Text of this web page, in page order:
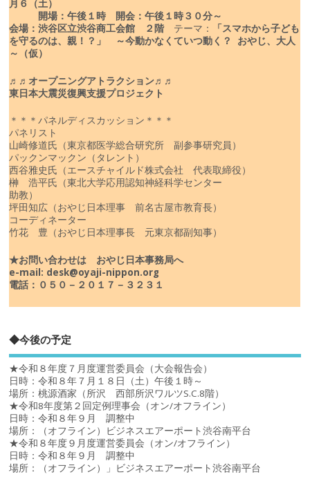
月６（土）
開場：午後１時 開会：午後１時３０分～
会場：渋谷区立渋谷商工会館 ２階 テーマ：
「スマホから子ども
を守るのは、親！？」
～今動かなくていつ動く？ おやじ、大人
～（仮）
♬♬オープニングアトラクション♬♬
東日本大震災復興支援プロジェクト
＊＊＊パネルディスカッション＊＊＊
パネリスト
山崎修道氏（東京都医学総合研究所 副参事研究員）
パックンマックン（タレント）
西谷雅史氏（エースチャイルド株式会社 代表取締役）
榊 浩平氏（東北大学応用認知神経科学センター
助教）
坪田知広（おやじ日本理事 前名古屋市教育長）
コーディネーター
竹花 豊（おやじ日本理事長 元東京都副知事）
★お問い合わせは おやじ日本事務局へ
e-mail: desk@oyaji-nippon.org
電話：０５０－２０１７－３２３１
◆今後の予定
★令和８年度７月度運営委員会（大会報告会）
日時：令和８年７月１８日（土）午後１時～
場所：桃源酒家（所沢 西部所沢ワルツS.C.8階）
★令和8年度第２回定例理事会（オン/オフライン）
日時：令和８年９月 調整中
場所：（オフライン）ビジネスエアーポート渋谷南平台
★令和８年度９月度運営委員会（オン/オフライン）
日時：令和８年９月 調整中
場所：（オフライン）」ビジネスエアーポート渋谷南平台